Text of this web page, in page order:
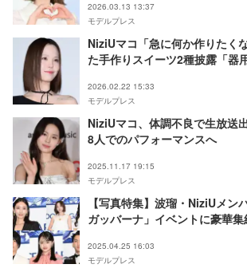
2026.03.13 13:37
モデルプレス
NiziUマコ「急に何か作りたく
た手作りスイーツ2種披露「器
2026.02.22 15:33
モデルプレス
NiziUマコ、体調不良で生放送
8人でのパフォーマンスへ
2025.11.17 19:15
モデルプレス
【写真特集】波瑠・NiziUメン
ガッバーナ」イベントに豪華集
2025.04.25 16:03
モデルプレス